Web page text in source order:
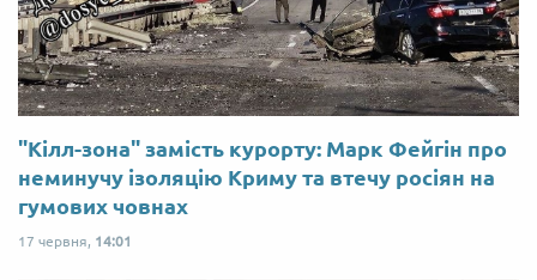
"Кілл-зона" замість курорту: Марк Фейгін про
неминучу ізоляцію Криму та втечу росіян на
гумових човнах
17 червня, 14:01